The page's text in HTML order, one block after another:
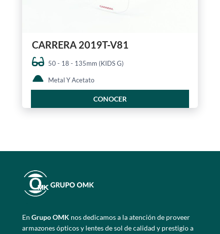
CARRERA 2019T-V81
50 - 18 - 135mm (KIDS G)
Metal Y Acetato
CONOCER
En Grupo OMKnos dedicamos a la atención de proveer
armazones ópticos y lentes de sol de calidad y prestigio a